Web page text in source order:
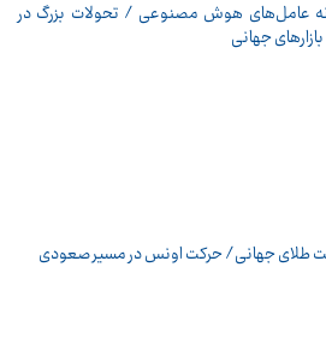
عامل‌های هوش مصنوعی / تحولات بزرگ در
جهانی
طلای جهانی/ حرکت اونس در مسیر صعودی